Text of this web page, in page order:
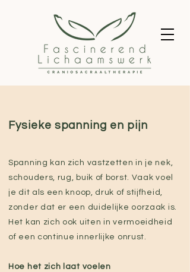
Fysieke spanning en pijn
Spanning kan zich vastzetten in je nek,
schouders, rug, buik of borst. Vaak voel
je dit als een knoop, druk of stijfheid,
zonder dat er een duidelijke oorzaak is.
Het kan zich ook uiten in vermoeidheid
of een continue innerlijke onrust.
Hoe het zich laat voelen